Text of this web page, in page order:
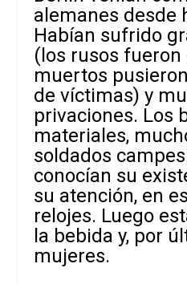
alemanes desde
Habían sufrido
(los rusos
muertos
de víctimas) y
privaciones. Los
materiales,
soldados
conocían su
su atención, en
relojes. Luego
la bebida y, por
mujeres.